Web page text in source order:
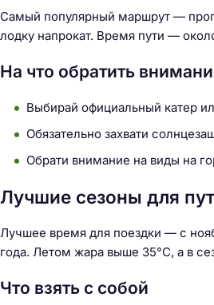
Самый популярный маршрут —
лодку напрокат. Время пути —
На что обратить
Выбирай официальный катер
Обязательно захвати
Обрати внимание на виды на
Лучшие сезоны для
Лучшее время для поездки — с
года. Летом жара выше 35°C, а в
Что взять с собой